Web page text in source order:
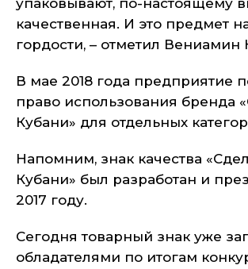
упаковывают, по-настоящему
качественная. И это предмет
гордости, – отметил Вениамин
В мае 2018 года предприятие
право использования бренда
Кубани» для отдельных
Напомним, знак качества
Кубани» был разработан и
2017 году.
Сегодня товарный знак уже
обладателями по итогам